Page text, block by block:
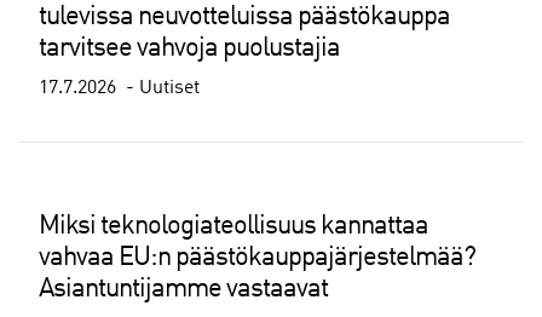
tulevissa neuvotteluissa päästökauppa
tarvitsee vahvoja puolustajia
17.7.2026 Uutiset
Miksi teknologiateollisuus kannattaa
vahvaa EU:n päästökauppajärjestelmää?
Asiantuntijamme vastaavat